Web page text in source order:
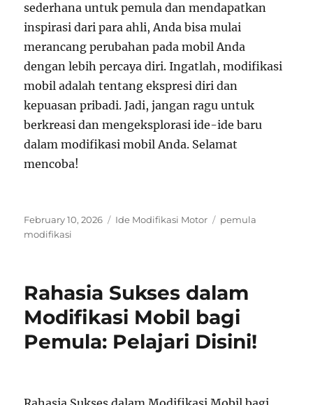
sederhana untuk pemula dan mendapatkan
inspirasi dari para ahli, Anda bisa mulai
merancang perubahan pada mobil Anda
dengan lebih percaya diri. Ingatlah, modifikasi
mobil adalah tentang ekspresi diri dan
kepuasan pribadi. Jadi, jangan ragu untuk
berkreasi dan mengeksplorasi ide-ide baru
dalam modifikasi mobil Anda. Selamat
mencoba!
Posted
on
February 10, 2026 Categories
Ide Modifikasi Motor Tags
pemula
modifikasi
Rahasia Sukses dalam
Modifikasi Mobil bagi
Pemula: Pelajari Disini!